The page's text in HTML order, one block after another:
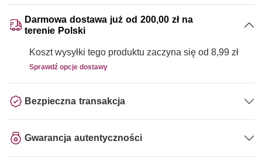
Darmowa dostawa już od 200,00 zł na
terenie Polski
Koszt wysyłki tego produktu zaczyna się od 8,99 zł
Sprawdź opcje dostawy
Bezpieczna transakcja
Gwarancja autentyczności